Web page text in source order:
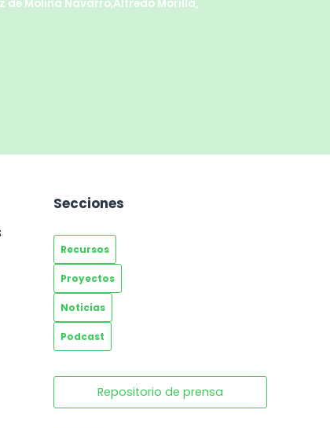
de Molina Navarro,Alfredo Morilla,
Secciones
Recursos
Proyectos
Noticias
Podcast
Repositorio de prensa